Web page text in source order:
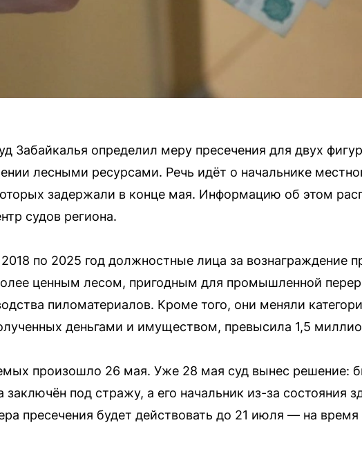
Забайкалья определил меру пресечения для двух
лесными ресурсами. Речь идёт о начальнике
задержали в конце мая. Информацию об этом
судов региона.
по 2025 год должностные лица за вознаграждение
ценным лесом, пригодным для промышленной
пиломатериалов. Кроме того, они меняли
деньгами и имуществом, превысила 1,5
произошло 26 мая. Уже 28 мая суд вынес решение:
заключён под стражу, а его начальник из-за состояния
пресечения будет действовать до 21 июля — на время